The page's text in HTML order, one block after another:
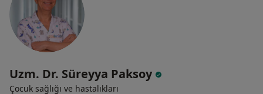
Uzm. Dr. Süreyya Paksoy
Çocuk sağlığı ve hastalıkları